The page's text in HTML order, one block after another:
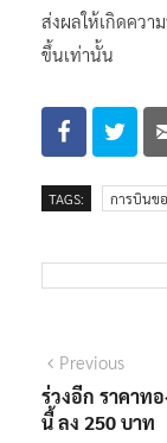
ส่งผลให้เกิดควา
ขึ้นเท่านั้น
TAGS: การบินข
แนะแนว
เรื่อง
Previous
post:
ร่วงอีก ราคาทอ
นี้ ลง 250 บาท